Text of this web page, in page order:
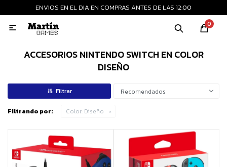
ENVIOS EN EL DIA EN COMPRAS ANTES DE LAS 12:00
0

ACCESORIOS NINTENDO SWITCH EN COLOR
DISEÑO
Recomendados
Filtrando por: Color: Diseño
MI CUENTA
Consolas nuevas
Juegos